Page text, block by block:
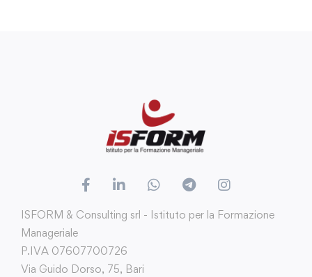
ISFORM & Consulting srl - Istituto per la Formazione
Manageriale
P.IVA 07607700726
Via Guido Dorso, 75, Bari